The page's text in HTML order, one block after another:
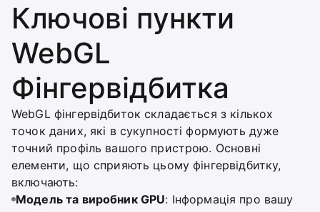
Ключові пункти
WebGL
Фінгервідбитка
WebGL фінгервідбиток складається з кількох
точок даних, які в сукупності формують дуже
точний профіль вашого пристрою. Основні
елементи, що сприяють цьому фінгервідбитку,
включають:
Модель та виробник GPU: Інформація про вашу